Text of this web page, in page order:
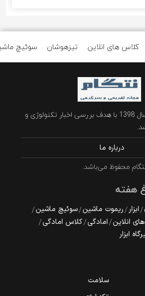
سوئیچ تیزهوشان کلاس های انلاین
وبسایت نتگام در سال 1398 با هدف بررسی اخبار تکنولوژی و
درباره ما
محفوظ می‌باشد.
هفته
ابزار ریموت ماشین سوئیچ ماشین
انلاین امادگی کلاس امادگی
ابزار
سلامت